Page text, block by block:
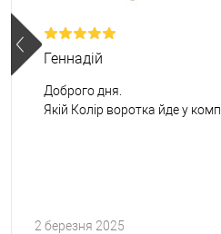
Геннадій
Доброго дня.
Якій Колір воротка йде у
2 березня 2025